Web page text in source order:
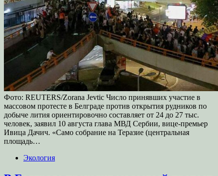
Фото: REUTERS/Zorana Jevtic Число принявших участие в
массовом протесте в Белграде против открытия рудников по
добыче лития ориентировочно составляет от 24 до 27 тыс.
человек, заявил 10 августа глава МВД Сербии, вице-премьер
Ивица Дачич. «Само собрание на Теразие (центральная
площадь…
Экология